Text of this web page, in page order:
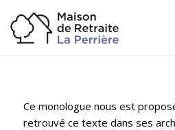
Ce monologue nous est
retrouvé ce texte dans ses